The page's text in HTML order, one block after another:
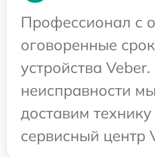
Профессионал с
оговоренные
устройства
неисправности
доставим
сервисный центр